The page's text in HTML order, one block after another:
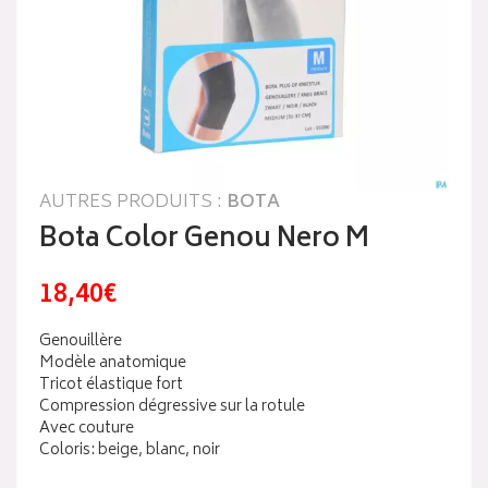
AUTRES PRODUITS : BOTA
Bota Color Genou Nero M
18,40€
Genouillère
Modèle anatomique
Tricot élastique fort
Compression dégressive sur la rotule
Avec couture
Coloris: beige, blanc, noir